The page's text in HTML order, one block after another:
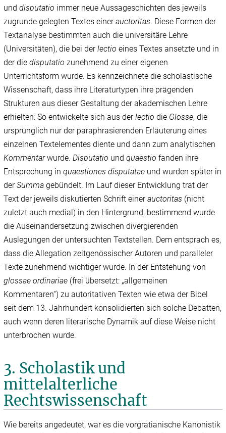
unddisputatio immer neue Aussageschichten des jeweils
zugrunde gelegten Textes einerauctoritas. Diese Formen der
Textanalyse bestimmten auch die universitäre Lehre
(Universitäten), die bei derlectio eines Textes ansetzte und in
der diedisputatio zunehmend zu einer eigenen
Unterrichtsform wurde. Es kennzeichnete die scholastische
Wissenschaft, dass ihre Literaturtypen ihre prägenden
Strukturen aus dieser Gestaltung der akademischen Lehre
erhielten: So entwickelte sich aus derlectiodie Glosse, die
ursprünglich nur der paraphrasierenden Erläuterung eines
einzelnen Textelementes diente und dann zum analytischen
Kommentarwurde.Disputatio undquaestio fanden ihre
Entsprechung inquaestiones disputatae und wurden später in
derSumma gebündelt. Im Lauf dieser Entwicklung trat der
Text der jeweils diskutierten Schrift einerauctoritas (nicht
zuletzt auch medial) in den Hintergrund, bestimmend wurde
die Auseinandersetzung zwischen divergierenden
Auslegungen der untersuchten Textstellen. Dem entsprach es,
dass die Allegation zeitgenössischer Autoren und paralleler
Texte zunehmend wichtiger wurde. In der Entstehung von
glossae ordinariae (frei übersetzt: „allgemeinen
Kommentaren“) zu autoritativen Texten wie etwa der Bibel
seit dem 13. Jahrhundert konsolidierten sich solche Debatten,
auch wenn deren literarische Dynamik auf diese Weise nicht
unterbrochen wurde.
3. Scholastik und
mittelalterliche
Rechtswissenschaft
Wie bereits angedeutet, war es die vorgratianische Kanonistik